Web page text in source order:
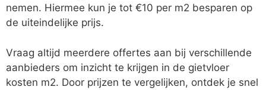
nemen. Hiermee kun je tot €10 per m2 besparen op
de uiteindelijke prijs.
Vraag altijd meerdere offertes aan bij verschillende
aanbieders om inzicht te krijgen in de gietvloer
kosten m2. Door prijzen te vergelijken, ontdek je snel